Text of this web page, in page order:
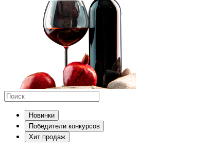
Новинки
Победители конкурсов
Хит продаж